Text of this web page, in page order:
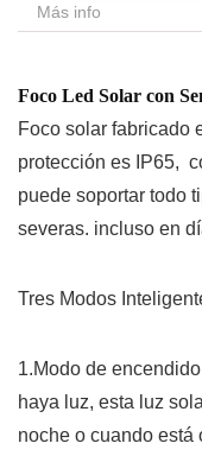
Más info
Foco Led Solar con
Foco solar fabricado
protección es IP65,
puede soportar todo
severas. incluso en
Tres Modos
1.Modo de
haya luz, esta luz
noche o cuando está